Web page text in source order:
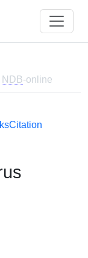
NDB-online
Citation